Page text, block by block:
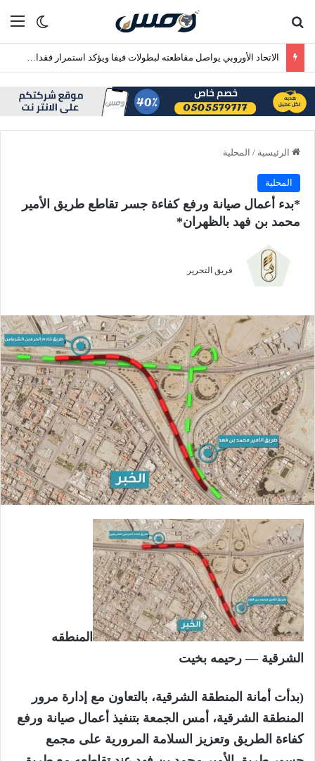
الوضع
الرئيسية / المحلية
المحلية
*بدء أعمال صيانة ورفع كفاءة جسر تقاطع طريق الأمير
محمد بن فهد بالظهران*
فريق التحرير
المنطقه
الشرقية — رحيمه بخيت
(بدأت أمانة المنطقة الشرقية، بالتعاون مع إدارة مرور
المنطقة الشرقية، أمس الجمعة بتنفيذ أعمال صيانة ورفع
كفاءة الطريق وتعزيز السلامة المرورية على مجمع